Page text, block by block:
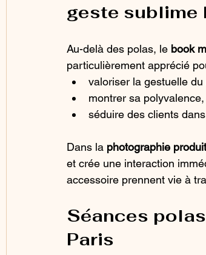
geste sublime
Au-delà des polas, le book
particulièrement apprécié
valoriser la gestuelle du
montrer sa polyvalence,
séduire des clients
Dans la photographie produit
et crée une interaction
accessoire prennent vie à
Séances
Paris